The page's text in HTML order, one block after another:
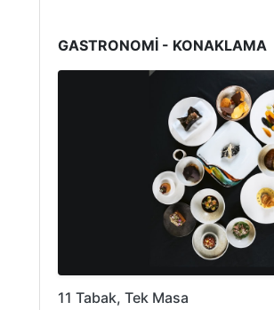
GASTRONOMİ - KONAKLAMA
11 Tabak, Tek Masa